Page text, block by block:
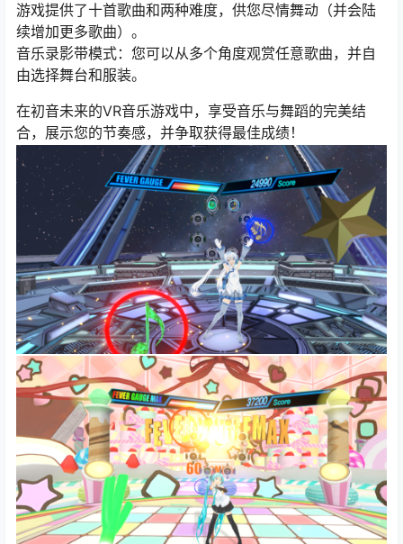
游戏提供了十首歌曲和两种难度，供您尽情舞动（并会陆
续增加更多歌曲）。
音乐录影带模式：您可以从多个角度观赏任意歌曲，并自
由选择舞台和服装。
在初音未来的VR音乐游戏中，享受音乐与舞蹈的完美结
合，展示您的节奏感，并争取获得最佳成绩！